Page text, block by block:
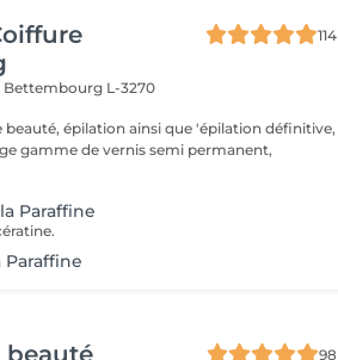
114
Bettembourg L-3270
beauté, épilation ainsi que 'épilation définitive,
gamme de vernis semi permanent,
Paraffine
Paraffine
beauté 98